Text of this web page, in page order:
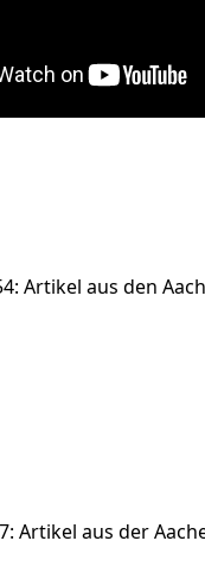
Artikel aus den
Artikel aus der